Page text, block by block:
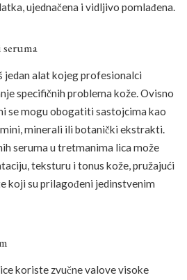
ujednačena i vidljivo pomlađena.
jedan alat kojeg profesionalci
specifičnih problema kože. Ovisno
se mogu obogatiti sastojcima kao
minerali ili botanički ekstrakti.
seruma u tretmanima lica može
teksturu i tonus kože, pružajući
koji su prilagođeni jedinstvenim
koriste zvučne valove visoke